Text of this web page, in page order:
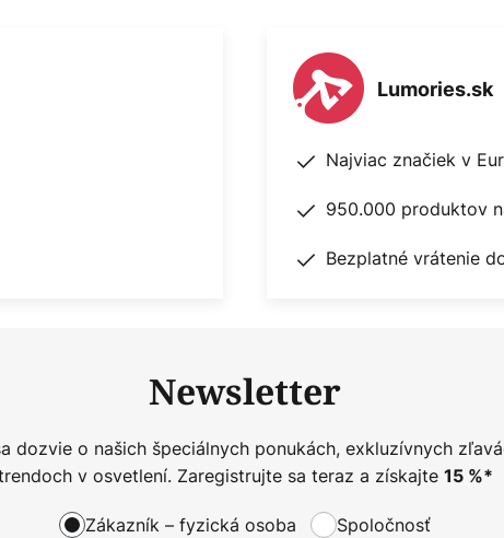
Lumories.sk
Najviac značiek v
950.000 produktov
Bezplatné vrátenie
Newsletter
dozvie o našich špeciálnych ponukách, exkluzívnych
v osvetlení. Zaregistrujte sa teraz a získajte 15%*
Zákazník – fyzická osoba Spoločnosť